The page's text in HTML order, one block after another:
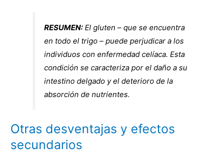
RESUMEN: El gluten – que se encuentra
en todo el trigo – puede perjudicar a los
individuos con enfermedad celíaca. Esta
condición se caracteriza por el daño a su
intestino delgado y el deterioro de la
absorción de nutrientes.
Otras desventajas y efectos
secundarios